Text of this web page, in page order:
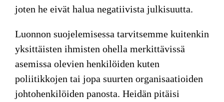
joten he eivät halua negatiivista julkisuutta.
Luonnon suojelemisessa tarvitsemme kuitenkin
yksittäisten ihmisten ohella merkittävissä
asemissa olevien henkilöiden kuten
poliitikkojen tai jopa suurten organisaatioiden
johtohenkilöiden panosta. Heidän pitäisi